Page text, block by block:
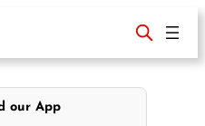
our App